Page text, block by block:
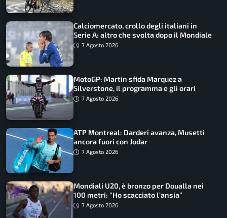
Calciomercato, crollo degli italiani in
Serie A: altro che svolta dopo il Mondiale
7 Agosto 2026
MotoGP: Martin sfida Marquez a
Silverstone, il programma e gli orari
7 Agosto 2026
ATP Montreal: Darderi avanza, Musetti
ancora fuori con Jodar
7 Agosto 2026
Mondiali U20, è bronzo per Doualla nei
100 metri: “Ho scacciato l’ansia”
7 Agosto 2026